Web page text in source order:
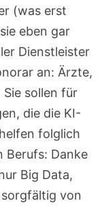
(was erst
eben gar
Dienstleister
an: Ärzte,
sollen für
die die KI-
folglich
Berufs: Danke
Big Data,
von